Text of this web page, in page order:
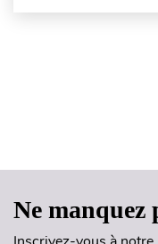
Ne manquez